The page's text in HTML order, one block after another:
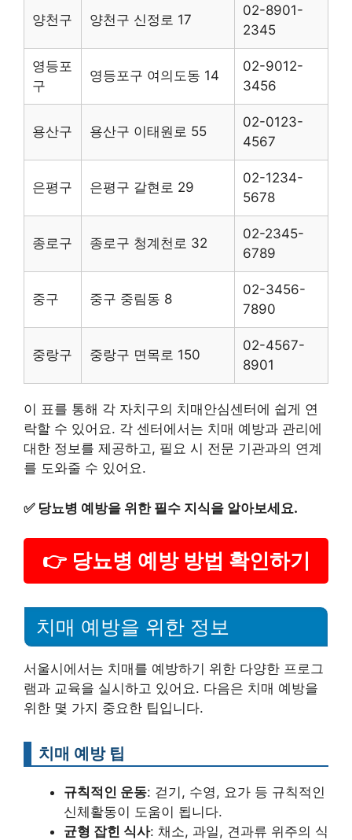
양천구 양천구 신정로 17
02-8901-
2345
영등포
구
영등포구 여의도동 14
02-9012-
3456
용산구 용산구 이태원로 55
02-0123-
4567
은평구 은평구 갈현로 29
02-1234-
5678
종로구 종로구 청계천로 32
02-2345-
6789
중구 중구 중림동 8
02-3456-
7890
중랑구 중랑구 면목로 150
02-4567-
8901
이 표를 통해 각 자치구의 치매안심센터에 쉽게 연
락할 수 있어요. 각 센터에서는 치매 예방과 관리에
대한 정보를 제공하고, 필요 시 전문 기관과의 연계
를 도와줄 수 있어요.
✅ 당뇨병 예방을 위한 필수 지식을 알아보세요.
👉 당뇨병 예방 방법 확인하기
치매 예방을 위한 정보
서울시에서는 치매를 예방하기 위한 다양한 프로그
램과 교육을 실시하고 있어요. 다음은 치매 예방을
위한 몇 가지 중요한 팁입니다.
치매 예방 팁
규칙적인 운동: 걷기, 수영, 요가 등 규칙적인
신체활동이 도움이 됩니다.
균형 잡힌 식사: 채소, 과일, 견과류 위주의 식